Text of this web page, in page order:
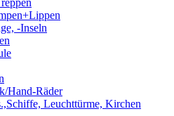
-Inseln
Hand-Räder
Leuchttürme, Kirchen